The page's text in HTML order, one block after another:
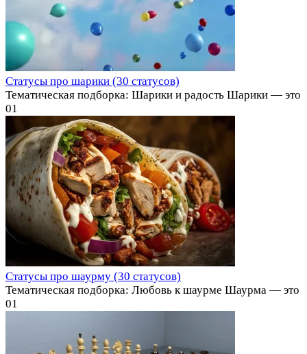
Статусы про шарики (30 статусов)
Тематическая подборка: Шарики и радость Шарики — это
01
Статусы про шаурму (30 статусов)
Тематическая подборка: Любовь к шаурме Шаурма — это
01